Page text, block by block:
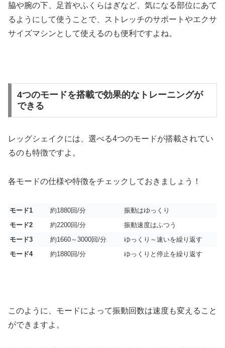
脇や腕の下、足首やふくらはぎなど、気になる部位にあて
るようにして使うことで、ストレッチのサポートやエクサ
サイズマシンとして使えるのも便利ですよね。
4つのモードを搭載で効果的なトレーニングが
できる
レッグシェイクには、選べる4つのモードが搭載されてい
るのも特徴ですよ。
各モードの仕様や特徴をチェックしておきましょう！
モード1 約1880回/分
振動はゆっくり
モード2
約2200回/分
振動速度はふつう
モード3
約1660～3000回/分
ゆっくり～速いを繰り返す
モード4
約1880回/分 ゆっくりと停止を繰り返す
このように、モードによって振動回数は速度も変えること
ができますよ。